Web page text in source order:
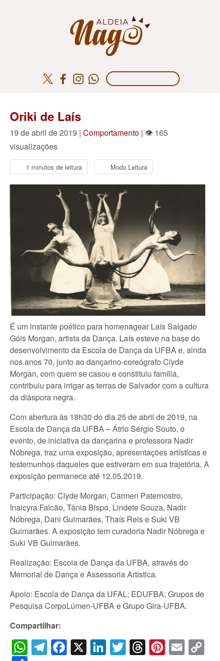
Oriki de Laís
19 de abril de 2019 | Comportamento | 👁 165
visualizações
1 minutos de leitura Modo Leitura
É um instante poético para homenagear Laís Salgado
Góis Morgan, artista da Dança. Laís esteve na base do
desenvolvimento da Escola de Dança da UFBA e, ainda
nos anos 70, junto ao dançarino-coreógrafo Clyde
Morgan, com quem se casou e constituiu família,
contribuiu para irrigar as terras de Salvador com a cultura
da diáspora negra.
Com abertura às 18h30 do dia 25 de abril de 2019, na
Escola de Dança da UFBA – Átrio Sérgio Souto, o
evento, de iniciativa da dançarina e professora Nadir
Nóbrega, traz uma exposição, apresentações artísticas e
testemunhos daqueles que estiveram em sua trajetória. A
exposição permanece até 12.05.2019.
Participação: Clyde Morgan, Carmen Paternostro,
Inaicyra Falcão, Tânia Bispo, Lindete Souza, Nadir
Nóbrega, Dani Guimarães, Thaís Reis e Suki VB
Guimarães. A exposição tem curadoria Nadir Nóbrega e
Suki VB Guimarães.
Realização: Escola de Dança da UFBA, através do
Memorial de Dança e Assessoria Artística.
Apoio: Escola de Dança da UFAL; EDUFBA; Grupos de
Pesquisa CorpoLúmen-UFBA e Grupo Gira-UFBA.
Compartilhar:
WhatsApp
Telegram
Facebook
X LinkedIn
Twitter
Threads